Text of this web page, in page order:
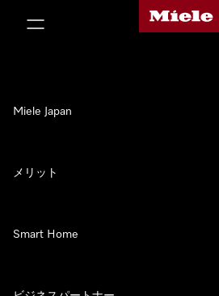
Mieleのホーム
Miele Japan
メリット
Smart Home